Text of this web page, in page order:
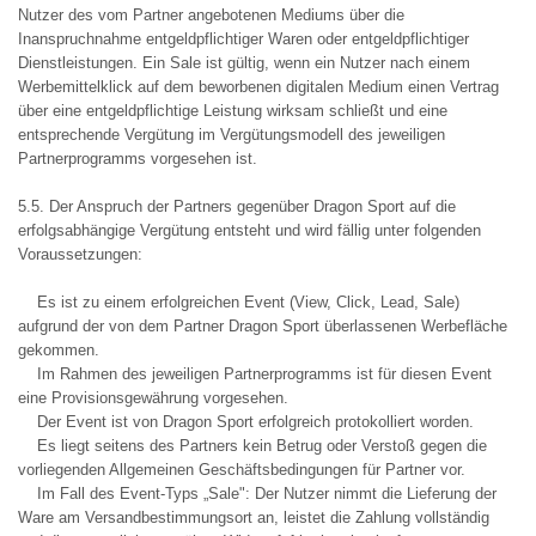
Nutzer des vom Partner angebotenen Mediums über die
Inanspruchnahme entgeldpflichtiger Waren oder entgeldpflichtiger
Dienstleistungen. Ein Sale ist gültig, wenn ein Nutzer nach einem
Werbemittelklick auf dem beworbenen digitalen Medium einen Vertrag
über eine entgeldpflichtige Leistung wirksam schließt und eine
entsprechende Vergütung im Vergütungsmodell des jeweiligen
Partnerprogramms vorgesehen ist.
5.5. Der Anspruch der Partners gegenüber Dragon Sport auf die
erfolgsabhängige Vergütung entsteht und wird fällig unter folgenden
Voraussetzungen:
Es ist zu einem erfolgreichen Event (View, Click, Lead, Sale)
aufgrund der von dem Partner Dragon Sport überlassenen Werbefläche
gekommen.
Im Rahmen des jeweiligen Partnerprogramms ist für diesen Event
eine Provisionsgewährung vorgesehen.
Der Event ist von Dragon Sport erfolgreich protokolliert worden.
Es liegt seitens des Partners kein Betrug oder Verstoß gegen die
vorliegenden Allgemeinen Geschäftsbedingungen für Partner vor.
Im Fall des Event-Typs „Sale": Der Nutzer nimmt die Lieferung der
Ware am Versandbestimmungsort an, leistet die Zahlung vollständig